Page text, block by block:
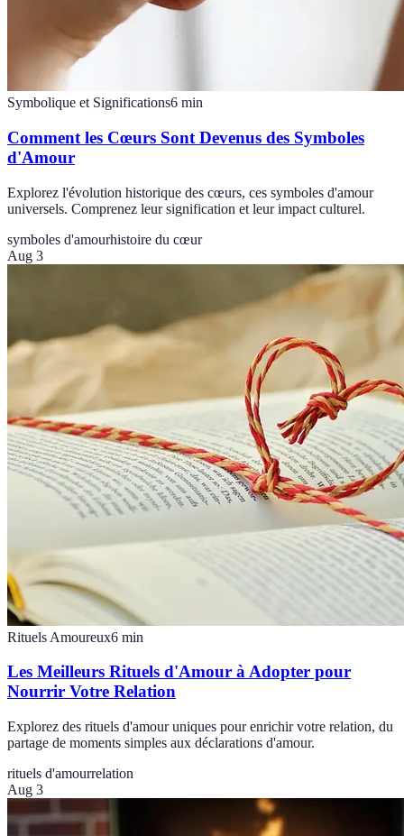
Symbolique et Significations6 min
Comment les Cœurs Sont Devenus des Symboles
d'Amour
Explorez l'évolution historique des cœurs, ces symboles d'amour
universels. Comprenez leur signification et leur impact culturel.
symboles d'amourhistoire du cœur
Aug 3
Rituels Amoureux6 min
Les Meilleurs Rituels d'Amour à Adopter pour
Nourrir Votre Relation
Explorez des rituels d'amour uniques pour enrichir votre relation, du
partage de moments simples aux déclarations d'amour.
rituels d'amourrelation
Aug 3